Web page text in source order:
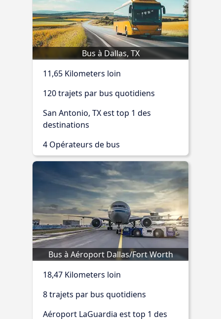
Bus à Dallas, TX
11,65 Kilometers loin
120 trajets par bus quotidiens
San Antonio, TX est top 1 des
destinations
4 Opérateurs de bus
Bus à Aéroport Dallas/Fort Worth
18,47 Kilometers loin
8 trajets par bus quotidiens
Aéroport LaGuardia est top 1 des